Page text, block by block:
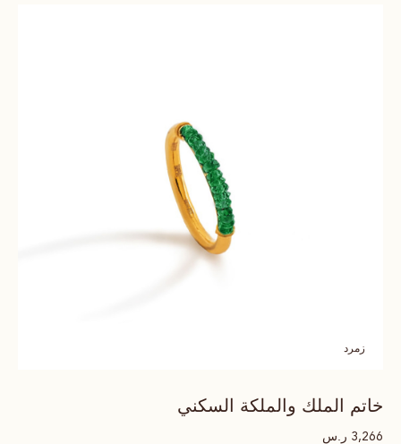
زمرد
خاتم الملك والملكة السكني
3,266 ر.س